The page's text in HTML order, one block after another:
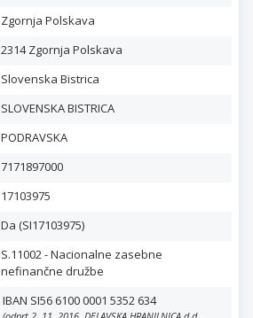
Zgornja Polskava
2314 Zgornja Polskava
Slovenska Bistrica
SLOVENSKA BISTRICA
PODRAVSKA
7171897000
17103975
Da (SI17103975)
S.11002 - Nacionalne zasebne
nefinančne družbe
IBAN SI56 6100 0001 5352 634